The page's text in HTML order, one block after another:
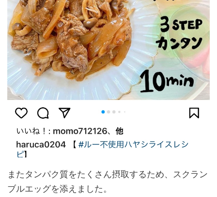
またタンパク質をたくさん摂取するため、スクラン
ブルエッグを添えました。